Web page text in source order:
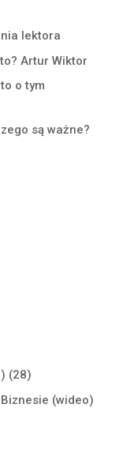
lektora
Artur Wiktor
o tym
są ważne?
(28)
(wideo)